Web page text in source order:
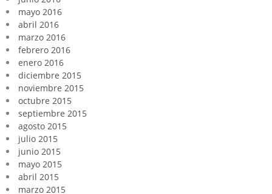
mayo 2016
abril 2016
marzo 2016
febrero 2016
enero 2016
diciembre 2015
noviembre 2015
octubre 2015
septiembre 2015
agosto 2015
julio 2015
junio 2015
mayo 2015
abril 2015
marzo 2015